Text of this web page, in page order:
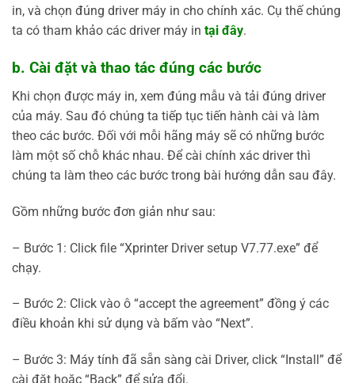
in, và chọn đúng driver máy in cho chính xác. Cụ thế chúng
ta có tham khảo các driver máy in tại đây.
b. Cài đặt và thao tác đúng các bước
Khi chọn được máy in, xem đúng mẫu và tải đúng driver
của máy. Sau đó chúng ta tiếp tục tiến hành cài và làm
theo các bước. Đối với mỗi hãng máy sẽ có những bước
làm một số chỗ khác nhau. Để cài chính xác driver thì
chúng ta làm theo các bước trong bài hướng dẫn sau đây.
Gồm những bước đơn giản như sau:
– Bước 1: Click file “Xprinter Driver setup V7.77.exe” để
chạy.
– Bước 2: Click vào ô “accept the agreement” đồng ý các
điều khoản khi sử dụng và bấm vào “Next”.
– Bước 3: Máy tính đã sẵn sàng cài Driver, click “Install” để
cài đặt hoặc “Back” để sửa đổi.